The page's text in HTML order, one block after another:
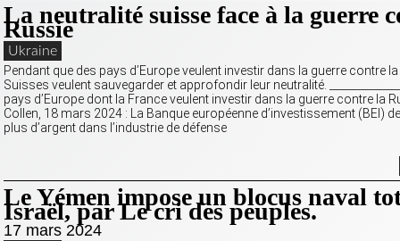
La neutralité suisse face à la guerre
Russie
Ukraine
Pendant que des pays d’Europe veulent investir dans la guerre contre
Suisses veulent sauvegarder et approfondir leur neutralité.
pays d’Europe dont la France veulent investir dans la guerre contre la
Collen, 18 mars 2024 : La Banque européenne d’investissement (BEI)
plus d’argent dans l’industrie de défense
Le Yémen impose un blocus naval
Israël, par Le cri des peuples.
17 mars 2024